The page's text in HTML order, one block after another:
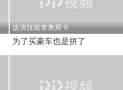
这演技能拿奥斯卡
为了买豪车也是拼了